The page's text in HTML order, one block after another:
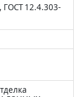
ГОСТ 12.4.303-